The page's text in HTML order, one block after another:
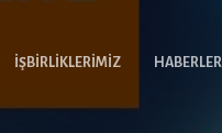
İŞBIRLIKLERIMIZ HABERLER